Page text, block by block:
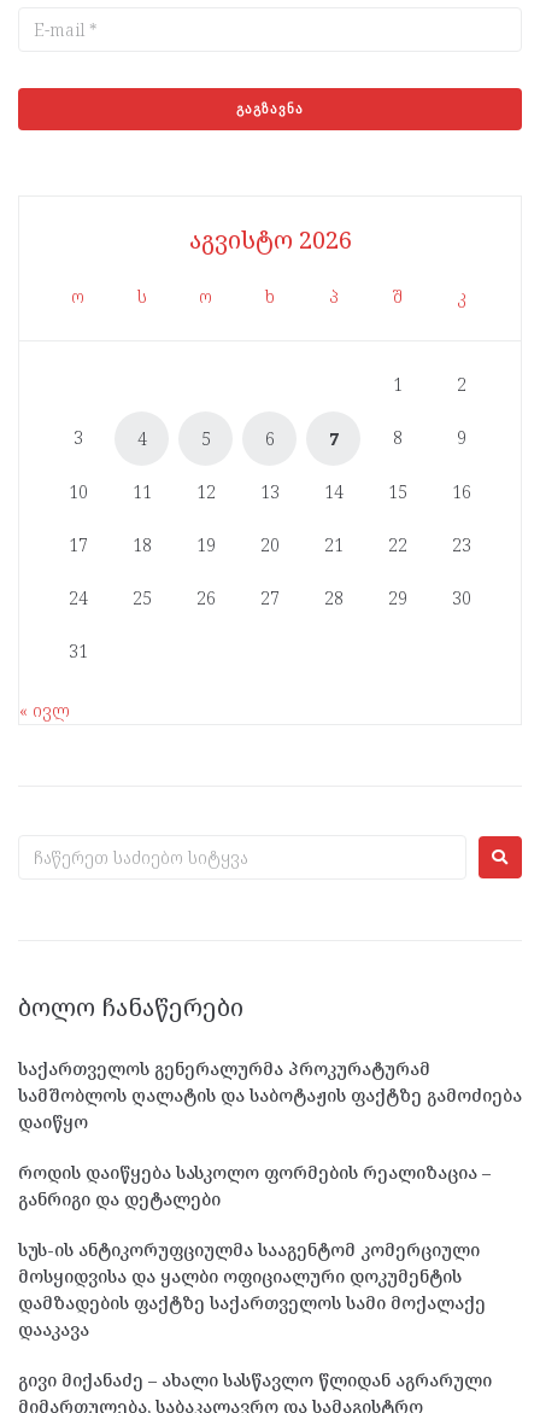
აგვისტო 2026
ო ს ო ხ პ შ კ
1 2
3 4 5 6 7 8 9
10 11 12 13 14 15 16
17 18 19 20 21 22 23
24 25 26 27 28 29 30
31
« ივლ
ᲑᲝᲚᲝ ᲩᲐᲜᲐᲬᲔᲠᲔᲑᲘ
საქართველოს გენერალურმა პროკურატურამ
სამშობლოს ღალატის და საბოტაჟის ფაქტზე გამოძიება
დაიწყო
როდის დაიწყება სასკოლო ფორმების რეალიზაცია –
განრიგი და დეტალები
სუს-ის ანტიკორუფციულმა სააგენტომ კომერციული
მოსყიდვისა და ყალბი ოფიციალური დოკუმენტის
დამზადების ფაქტზე საქართველოს სამი მოქალაქე
დააკავა
გივი მიქანაძე – ახალი სასწავლო წლიდან აგრარული
მიმართულება, საბაკალავრო და სამაგისტრო